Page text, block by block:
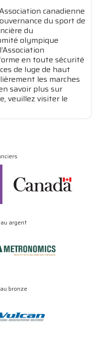
canadienne
du sport de
du
olympique
en toute sécurité
de luge de haut
les marches
savoir plus sur
veuillez visiter le
argent
bronze